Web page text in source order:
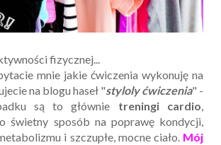
fizycznej...
mnie jakie ćwiczenia wykonuję na
na blogu haseł "styloly ćwiczenia" -
są to głównie treningi cardio,
świetny sposób na poprawę kondycji,
i szczupłe, mocne ciało. Mój